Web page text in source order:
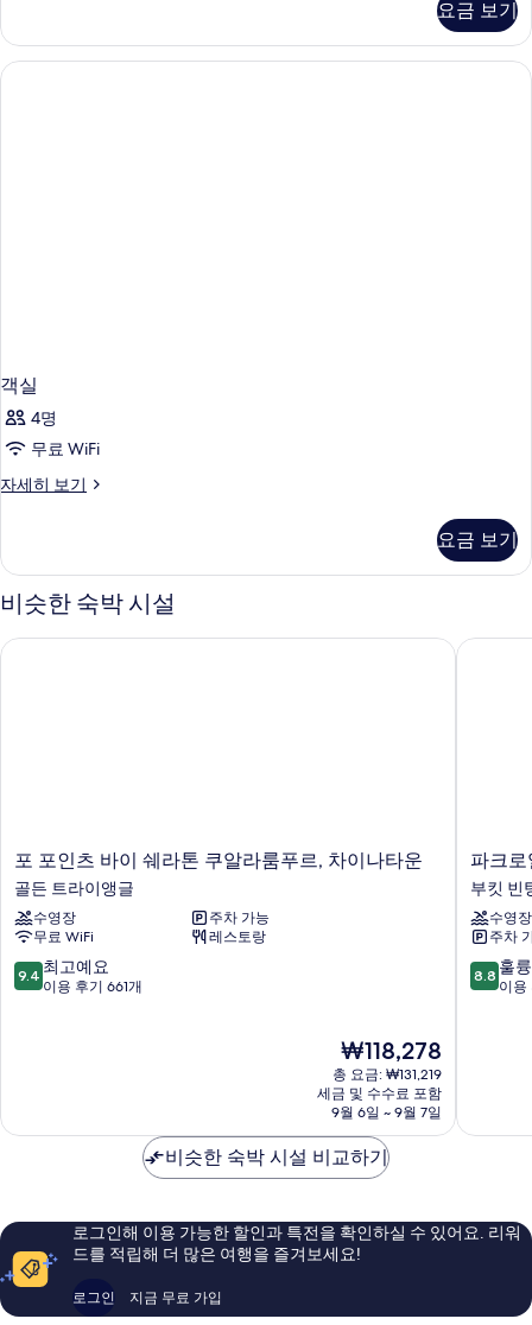
히
보
기
요금 보기
객실
4명
무료 WiFi
자세히 보기
객
히
보
기
요금 보기
비슷한 숙박 시설
포
포
인
츠
바
이
쉐
푸
나
운
골
포 포인츠 바이 쉐라톤 쿠알라룸푸르, 차이나타운
골든 트라이앵글
수영장
주차 가능
무료 WiFi
레스토랑
10
점
고
용
기
661
9.4 최고예요
이용 후기 661개
현
재
요
금
₩118,278
₩118,278
총 요금: ₩131,219
세금 및 수수료 포함
9월 6일 ~ 9월 7일
포 포인츠 바이 쉐라톤 쿠알라룸푸르, 차이나타운
파
크
로
열
컬
렉
션
부
파크
부킷 빈
수영장
주차
10
점
륭
용
후
8.8 훌
이용
파크로
비슷한 숙박 시설 비교하기
로그인해 이용 가능한 할인과 특전을 확인하실 수 있어요. 리워
드를 적립해 더 많은 여행을 즐겨보세요!
로그인 지금 무료 가입